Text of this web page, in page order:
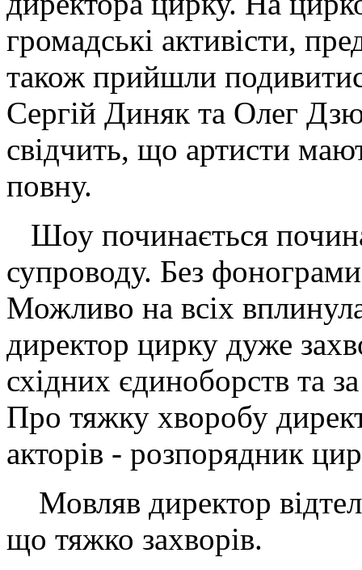
громадські активісти,
також прийшли
Сергій Диняк та Олег
свідчить, що артисти
повну.
Шоу починається
супроводу. Без
Можливо на всіх
директор цирку дуже
східних єдиноборств та
Про тяжку хворобу
акторів - розпорядник
Мовляв директор
що тяжко захворів.